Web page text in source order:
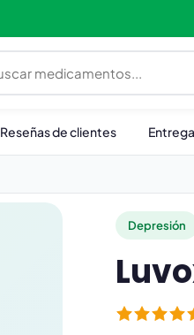
Reseñas de clientes
Depresión